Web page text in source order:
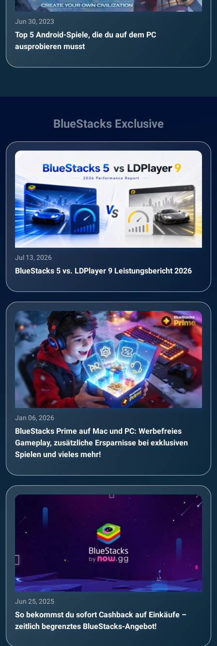
Jun 30, 2023
Top 5 Android-Spiele, die du auf dem PC
ausprobieren musst
BlueStacks Exclusive
Jul 13, 2026
BlueStacks 5 vs. LDPlayer 9 Leistungsbericht 2026
Jan 06, 2026
BlueStacks Prime auf Mac und PC: Werbefreies
Gameplay, zusätzliche Ersparnisse bei exklusiven
Spielen und vieles mehr!
Jun 25, 2025
So bekommst du sofort Cashback auf Einkäufe –
zeitlich begrenztes BlueStacks-Angebot!